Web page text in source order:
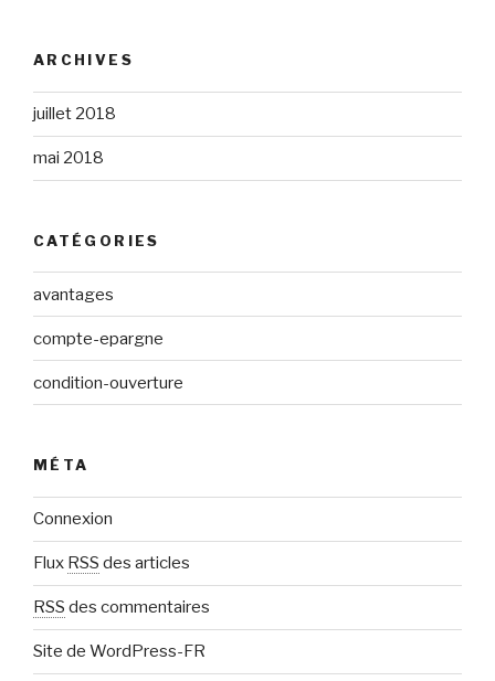
ARCHIVES
juillet 2018
mai 2018
CATÉGORIES
avantages
compte-epargne
condition-ouverture
MÉTA
Connexion
Flux RSS des articles
RSS des commentaires
Site de WordPress-FR